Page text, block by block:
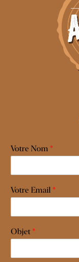
Votre Nom *
Votre Email *
Objet *